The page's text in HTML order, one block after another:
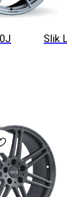
Slik